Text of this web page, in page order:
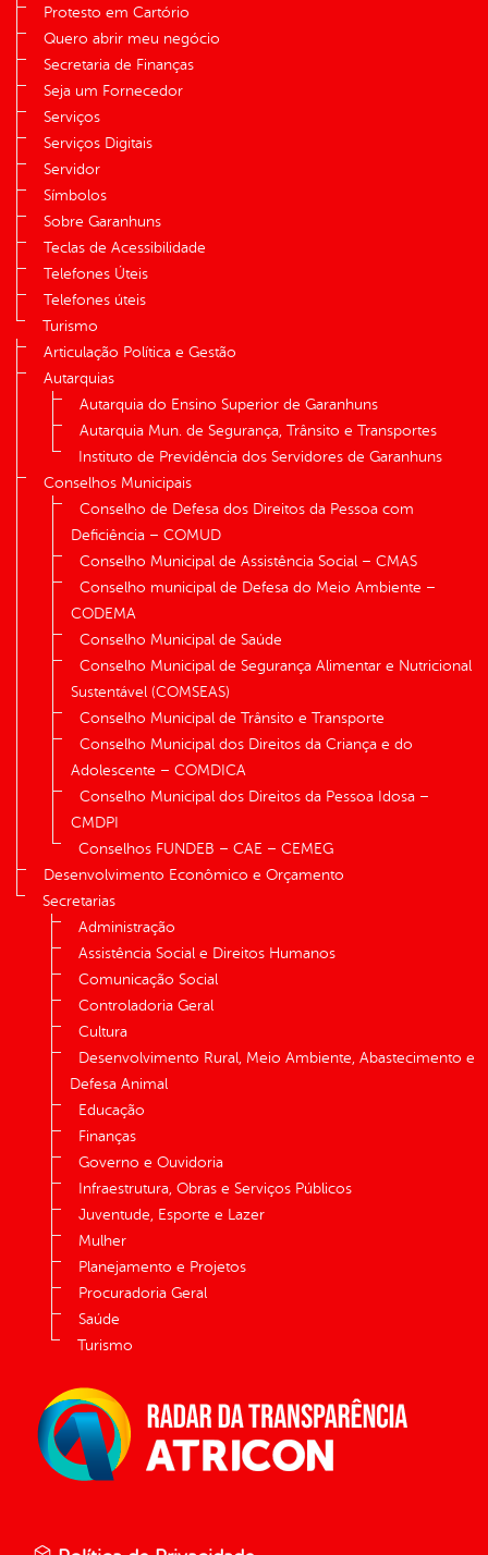
Protesto em Cartório
Quero abrir meu negócio
Secretaria de Finanças
Seja um Fornecedor
Serviços
Serviços Digitais
Servidor
Símbolos
Sobre Garanhuns
Teclas de Acessibilidade
Telefones Úteis
Telefones úteis
Turismo
Articulação Política e Gestão
Autarquias
Autarquia do Ensino Superior de Garanhuns
Autarquia Mun. de Segurança, Trânsito e Transportes
Instituto de Previdência dos Servidores de Garanhuns
Conselhos Municipais
Conselho de Defesa dos Direitos da Pessoa com
Deficiência – COMUD
Conselho Municipal de Assistência Social – CMAS
Conselho municipal de Defesa do Meio Ambiente –
CODEMA
Conselho Municipal de Saúde
Conselho Municipal de Segurança Alimentar e Nutricional
Sustentável (COMSEAS)
Conselho Municipal de Trânsito e Transporte
Conselho Municipal dos Direitos da Criança e do
Adolescente – COMDICA
Conselho Municipal dos Direitos da Pessoa Idosa –
CMDPI
Conselhos FUNDEB – CAE – CEMEG
Desenvolvimento Econômico e Orçamento
Secretarias
Administração
Assistência Social e Direitos Humanos
Comunicação Social
Controladoria Geral
Cultura
Desenvolvimento Rural, Meio Ambiente, Abastecimento e
Defesa Animal
Educação
Finanças
Governo e Ouvidoria
Infraestrutura, Obras e Serviços Públicos
Juventude, Esporte e Lazer
Mulher
Planejamento e Projetos
Procuradoria Geral
Saúde
Turismo